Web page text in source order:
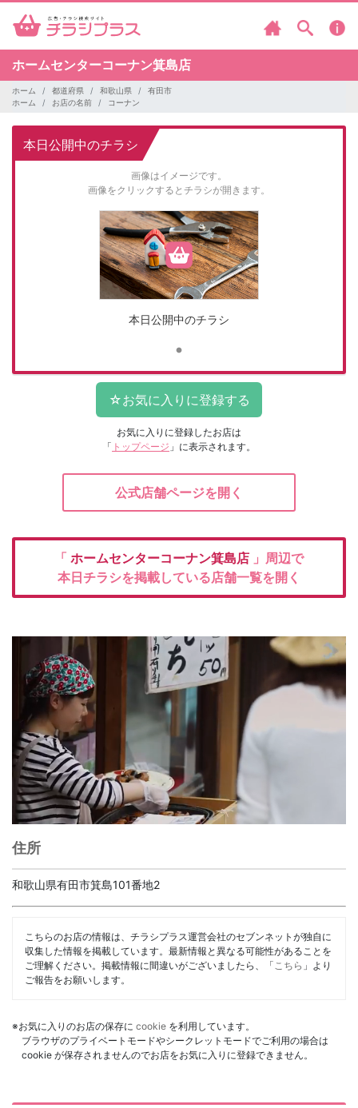
ホームセンターコーナン箕島店
ホーム 都道府県 和歌山県
有田市
ホーム
お店の名前 コーナン
本日公開中のチラシ
画像はイメージです。
画像をクリックするとチラシが開きます。
本日公開中のチラシ
お気に入りに登録したお店は
「 トップページ 」に表示されます。
公式店舗ページを開く
「 ホームセンターコーナン箕島店 」周辺で
本日チラシを掲載している店舗一覧を開く
住所
和歌山県有田市箕島101番地2
こちらのお店の情報は、チラシプラス運営会社のセブンネットが独自に
収集した情報を掲載しています。最新情報と異なる可能性があることを
ご理解ください。掲載情報に間違いがございましたら、「 こちら 」より
ご報告をお願いします。
※お気に入りのお店の保存に cookie を利用しています。
ブラウザのプライベートモードやシークレットモードでご利用の場合は
cookie が保存されませんのでお店をお気に入りに登録できません。